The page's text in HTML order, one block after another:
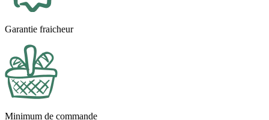
Garantie fraicheur
Minimum de commande